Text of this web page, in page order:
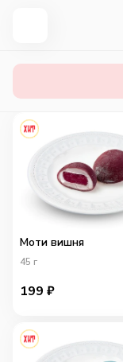
Моти вишня
45 г
199 ₽